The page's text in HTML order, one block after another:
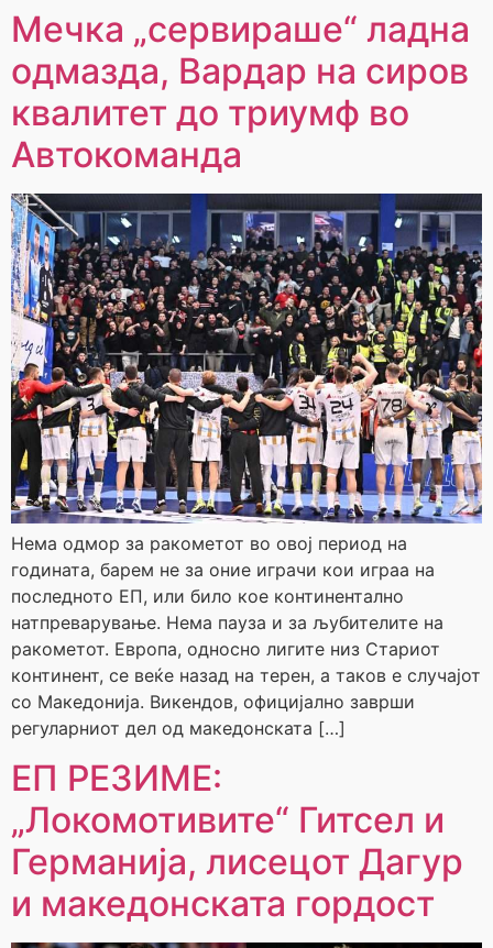
Мечка „сервираше“ ладна
одмазда, Вардар на сиров
квалитет до триумф во
Автокоманда
Нема одмор за ракометот во овој период на
годината, барем не за оние играчи кои играа на
последното ЕП, или било кое континентално
натпреварување. Нема пауза и за љубителите на
ракометот. Европа, односно лигите низ Стариот
континент, се веќе назад на терен, а таков е случајот
со Македонија. Викендов, официјално заврши
регуларниот дел од македонската […]
ЕП РЕЗИМЕ:
„Локомотивите“ Гитсел и
Германија, лисецот Дагур
и македонската гордост